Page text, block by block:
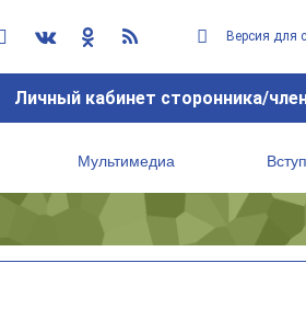
Версия для
Личный кабинет сторонника/
Мультимедиа